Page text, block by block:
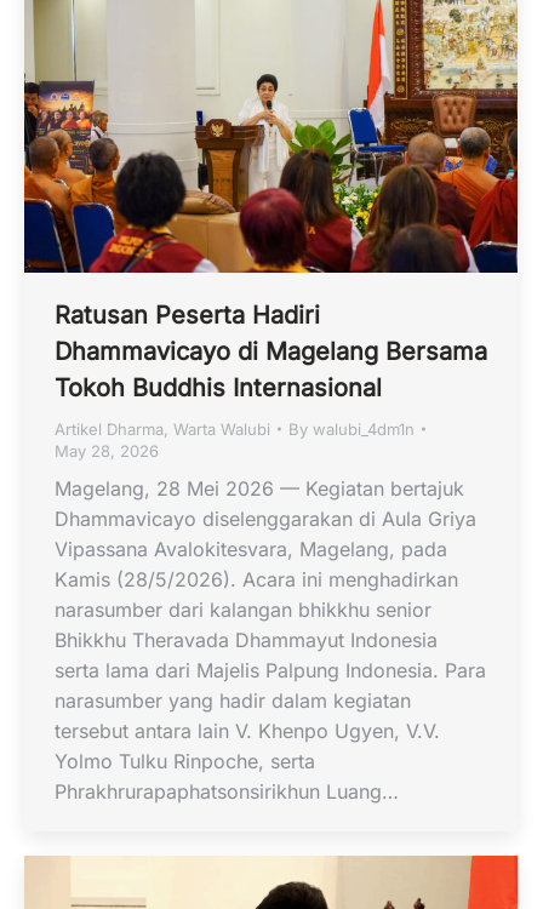
Ratusan Peserta Hadiri
Dhammavicayo di Magelang Bersama
Tokoh Buddhis Internasional
Artikel Dharma Warta Walubi By walubi_4dm1n
May 28, 2026
Magelang, 28 Mei 2026 — Kegiatan bertajuk
Dhammavicayo diselenggarakan di Aula Griya
Vipassana Avalokitesvara, Magelang, pada
Kamis (28/5/2026). Acara ini menghadirkan
narasumber dari kalangan bhikkhu senior
Bhikkhu Theravada Dhammayut Indonesia
serta lama dari Majelis Palpung Indonesia. Para
narasumber yang hadir dalam kegiatan
tersebut antara lain V. Khenpo Ugyen, V.V.
Yolmo Tulku Rinpoche, serta
Phrakhrurapaphatsonsirikhun Luang…